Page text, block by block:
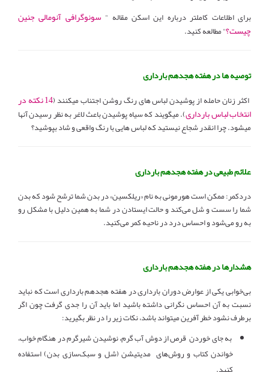
برای اطلاعات کاملتر درباره این اسکن مقاله " سونوگرافی آنومالی جنین
چیست؟" مطالعه کنید.
توصیه ها در هفته هجدهم بارداری
اکثر زنان حامله از پوشیدن لباس های رنگ روشن اجتناب میکنند (
14 نکته در
انتخاب لباس بارداری). میگویند که سیاه پوشیدن باعث لاغر به نظر رسیدن آنها
میشود. چرا انقدر شجاع نیستید که لباس هایی با رنگ واقعی و شاد بپوشید؟
علائم طبیعی در هفته هجدهم بارداری
دردکمر: ممکن است هورمونی به نام «ریلکسین» در بدن شما ترشح شود که بدن
شما را سست و شل می‌کند و حالت ایستادن در شما به همین دلیل با مشکل رو
به‌ رو می‌شود و احساس درد در ناحیه کمر می‌کنید.
هشدارها در هفته هجدهم بارداری
بی‌خوابی یکی از عوارض دوران بارداری در هفته هجدهم بارداری است که نباید
نسبت به آن احساس نگرانی داشته باشید اما باید آن را جدی گرفت چون اگر
برطرف نشود خطر آفرین میتواند باشد، نکات زیر را در نظر بگیرید:
به جای خوردن قرص از دوش آب گرم، نوشیدن شیرگرم در هنگام خواب،
خواندن کتاب و روش‌های مدیتیشن (شل و سبک‌سازی بدن) استفاده